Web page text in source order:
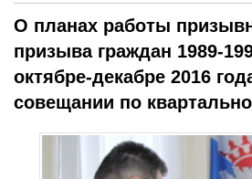
О планах работы
призыва граждан 1989-
октябре-декабре 2016
совещании по